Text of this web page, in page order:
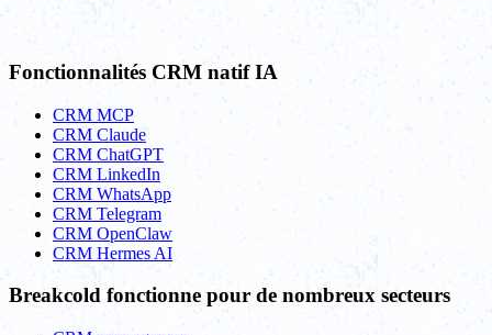
Fonctionnalités CRM natif IA
CRM MCP
CRM Claude
CRM ChatGPT
CRM LinkedIn
CRM WhatsApp
CRM Telegram
CRM OpenClaw
CRM Hermes AI
Breakcold fonctionne pour de nombreux secteurs